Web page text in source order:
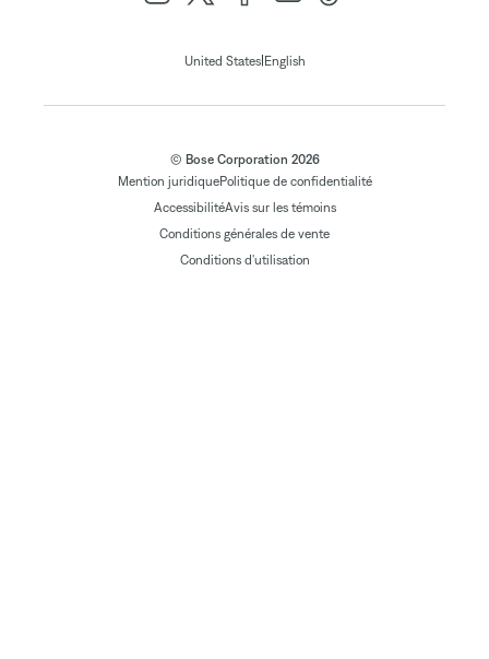
United States| English
© Bose Corporation 2026
Mention juridiquePolitique de confidentialité
AccessibilitéAvis sur les témoins
Conditions générales de vente
Conditions d'utilisation